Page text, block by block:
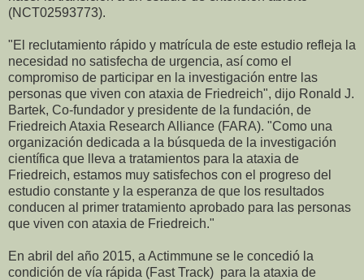
(NCT02593773).
"El reclutamiento rápido y matrícula de este estudio refleja la
necesidad no satisfecha de urgencia, así como el
compromiso de participar en la investigación entre las
personas que viven con ataxia de Friedreich", dijo Ronald J.
Bartek, Co-fundador y presidente de la fundación, de
Friedreich Ataxia Research Alliance (FARA). "Como una
organización dedicada a la búsqueda de la investigación
científica que lleva a tratamientos para la ataxia de
Friedreich, estamos muy satisfechos con el progreso del
estudio constante y la esperanza de que los resultados
conducen al primer tratamiento aprobado para las personas
que viven con ataxia de Friedreich."
En abril del año 2015, a Actimmune se le concedió la
condición de vía rápida (Fast Track) para la ataxia de